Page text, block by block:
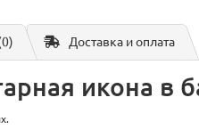
Доставка и оплата
икона в